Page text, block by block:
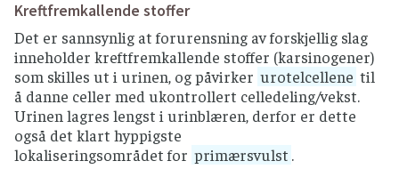
Kreftfremkallende stoffer
Det er sannsynlig at forurensning av forskjellig slag
inneholder kreftfremkallende stoffer (karsinogener)
som skilles ut i urinen, og påvirker urotelcellene til
å danne celler med ukontrollert celledeling/vekst.
Urinen lagres lengst i urinblæren, derfor er dette
også det klart hyppigste
lokaliseringsområdet for primærsvulst .